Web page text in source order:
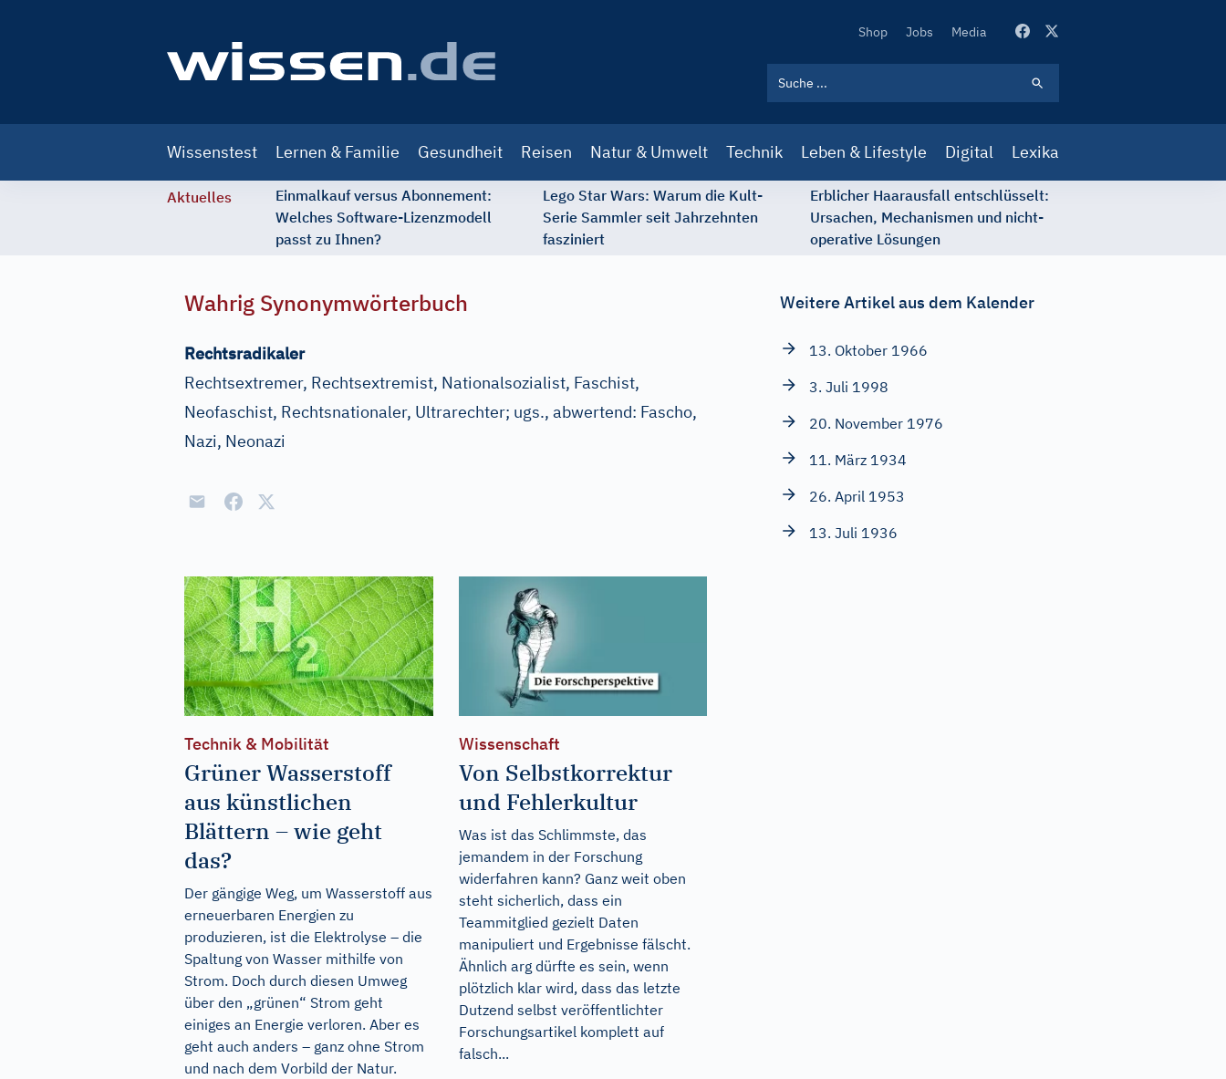
Secondary
Shop Jobs Media
navigation
Wissenstest Lernen & Familie Gesundheit Reisen Natur & Umwelt Technik Leben & Lifestyle Digital Lexika
Aktuelles
Einmalkauf versus Abonnement:
Welches Software-Lizenzmodell
passt zu Ihnen?
Lego Star Wars: Warum die Kult-
Serie Sammler seit Jahrzehnten
fasziniert
Erblicher Haarausfall entschlüsselt:
Ursachen, Mechanismen und nicht-
operative Lösungen
Wahrig Synonymwörterbuch
Rechtsradikaler
Rechtsextremer, Rechtsextremist, Nationalsozialist, Faschist,
Neofaschist, Rechtsnationaler, Ultrarechter; ugs., abwertend: Fascho,
Nazi, Neonazi
Technik & Mobilität
Grüner Wasserstoff
aus künstlichen
Blättern – wie geht
das?
Der gängige Weg, um Wasserstoff aus
erneuerbaren Energien zu
produzieren, ist die Elektrolyse – die
Spaltung von Wasser mithilfe von
Strom. Doch durch diesen Umweg
über den „grünen“ Strom geht
einiges an Energie verloren. Aber es
geht auch anders – ganz ohne Strom
und nach dem Vorbild der Natur.
Wissenschaft
Von Selbstkorrektur
und Fehlerkultur
Was ist das Schlimmste, das
jemandem in der Forschung
widerfahren kann? Ganz weit oben
steht sicherlich, dass ein
Teammitglied gezielt Daten
manipuliert und Ergebnisse fälscht.
Ähnlich arg dürfte es sein, wenn
plötzlich klar wird, dass das letzte
Dutzend selbst veröffentlichter
Forschungsartikel komplett auf
falsch...
Weitere Artikel aus dem Kalender
13. Oktober 1966
3. Juli 1998
20. November 1976
11. März 1934
26. April 1953
13. Juli 1936